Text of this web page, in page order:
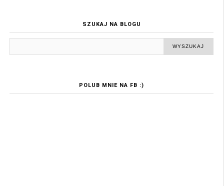
SZUKAJ NA BLOGU
POLUB MNIE NA FB :)